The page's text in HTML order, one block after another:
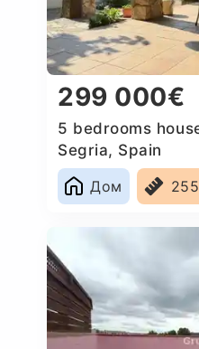
299 000€
5 bedrooms
Segria, Spain
Дом